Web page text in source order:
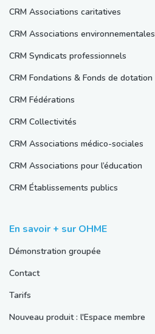
CRM Associations caritatives
CRM Associations environnementales
CRM Syndicats professionnels
CRM Fondations & Fonds de dotation
CRM Fédérations
CRM Collectivités
CRM Associations médico-sociales
CRM Associations pour l’éducation
CRM Établissements publics
En savoir + sur OHME
Démonstration groupée
Contact
Tarifs
Nouveau produit : l'Espace membre